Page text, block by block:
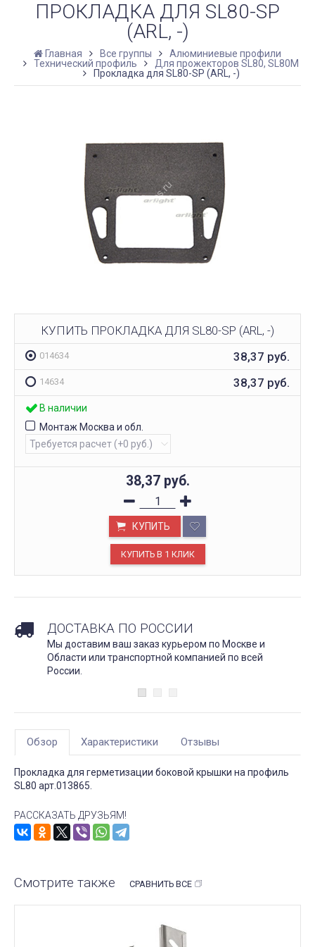
ПРОКЛАДКА ДЛЯ SL80-SP
(ARL, -)
Главная Все группы
Алюминиевые профили
Технический профиль
Для прожекторов SL80, SL80M
Прокладка для SL80-SP (ARL, -)
КУПИТЬ ПРОКЛАДКА ДЛЯ SL80-SP (ARL, -)
014634 38,37 руб.
14634 38,37 руб.
В наличии
Монтаж Москва и обл.
38,37 руб.
КУПИТЬ
ДОСТАВКА ПО РОССИИ
Мы доставим ваш заказ курьером по Москве и
Области или транспортной компанией по всей
России.
Обзор Характеристики Отзывы
Прокладка для герметизации боковой крышки на профиль
SL80 арт.013865.
РАССКАЗАТЬ ДРУЗЬЯМ!
Смотрите также СРАВНИТЬ ВСЕ